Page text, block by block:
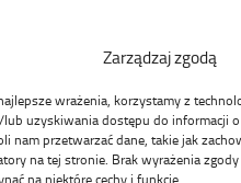
Zarządzaj zgodą
wrażenia, korzystamy z
uzyskiwania dostępu do informacji
nam przetwarzać dane, takie jak
na tej stronie. Brak wyrażenia
na niektóre cechy i funkcje.